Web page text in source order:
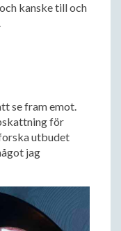
kanske till och
se fram emot.
för
utbudet
jag